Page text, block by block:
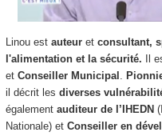
Linou est auteuret consultant,
l'alimentation et la sécurité. Il
et Conseiller Municipal .
il décrit les diverses
également auditeur de l’IHEDN
Nationale) et Conseiller en